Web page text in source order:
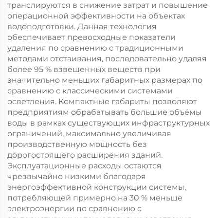
транслируются в снижение затрат и повышение
операционной эффективности на объектах
водоподготовки. Данная технология
обеспечивает превосходные показатели
удаления по сравнению с традиционными
методами отстаивания, последовательно удаляя
более 95 % взвешенных веществ при
значительно меньших габаритных размерах по
сравнению с классическими системами
осветления. Компактные габариты позволяют
предприятиям обрабатывать большие объёмы
воды в рамках существующих инфраструктурных
ограничений, максимально увеличивая
производственную мощность без
дорогостоящего расширения зданий.
Эксплуатационные расходы остаются
чрезвычайно низкими благодаря
энергоэффективной конструкции системы,
потребляющей примерно на 30 % меньше
электроэнергии по сравнению с